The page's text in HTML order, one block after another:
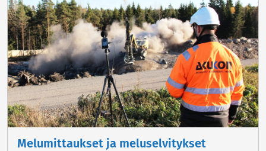
Melumittaukset ja meluselvitykset